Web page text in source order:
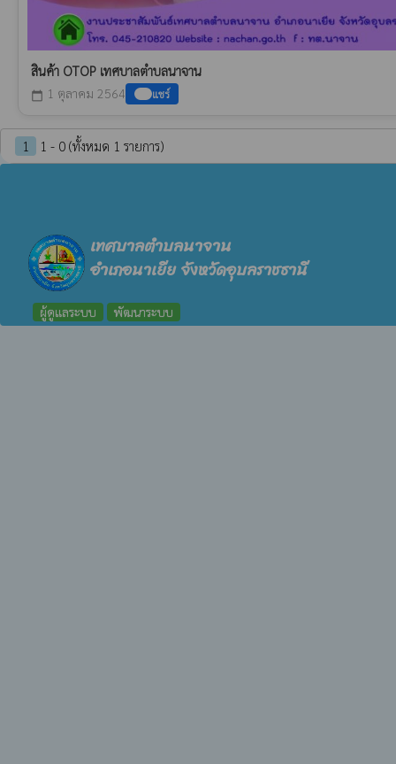
สินค้า OTOP เทศบาลตำบลนาจาน
calendar_today 1 ตุลาคม 2564 แชร์
1 1 - 0 (ทั้งหมด 1 รายการ)
เทศบาลตำบลนาจาน
อำเภอนาเยีย จังหวัดอุบลราชธานี
ผู้ดูแลระบบ พัฒนาระบบ